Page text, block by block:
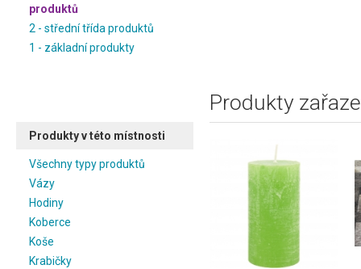
produktů
2 - střední třída produktů
1 - základní produkty
Produkty v této místnosti
Všechny typy produktů
Vázy
Hodiny
Koberce
Koše
Krabičky
Produkty